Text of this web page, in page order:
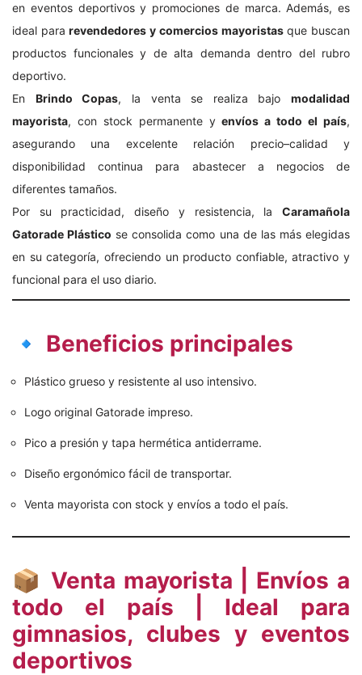
en eventos deportivos y promociones de marca. Además, es
ideal pararevendedores y comercios mayoristasque buscan
productos funcionales y de alta demanda dentro del rubro
deportivo.
En Brindo Copas, la venta se realiza bajo modalidad
mayorista, con stock permanente yenvíos a todo el país,
asegurando una excelente relación precio–calidad y
disponibilidad continua para abastecer a negocios de
diferentes tamaños.
Por su practicidad, diseño y resistencia, la Caramañola
Gatorade Plástico se consolida como una de las más elegidas
en su categoría, ofreciendo un producto confiable, atractivo y
funcional para el uso diario.
🔹 Beneficios principales
Plástico grueso y resistente al uso intensivo.
Logo original Gatorade impreso.
Pico a presión y tapa hermética antiderrame.
Diseño ergonómico fácil de transportar.
Venta mayorista con stock y envíos a todo el país.
📦 Venta mayorista | Envíos a
todo el país | Ideal para
gimnasios, clubes y eventos
deportivos